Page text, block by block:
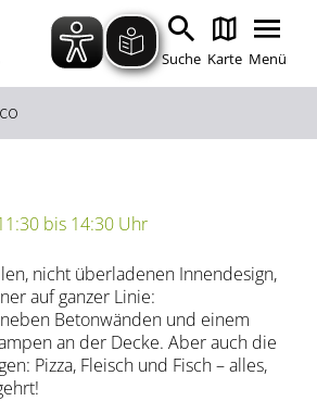
Zum Hauptinhalt springen
Zur Suche springen
Zur Hauptnavigation
Zum Footer springen
Suche Karte Menü
interessieren
Tickets
Übernachtung
Essen & Trinken
bis 14:30 Uhr
nicht überladenen Innendesign,
auf ganzer Linie:
Betonwänden und einem
an der Decke. Aber auch die
Pizza, Fleisch und Fisch – alles,